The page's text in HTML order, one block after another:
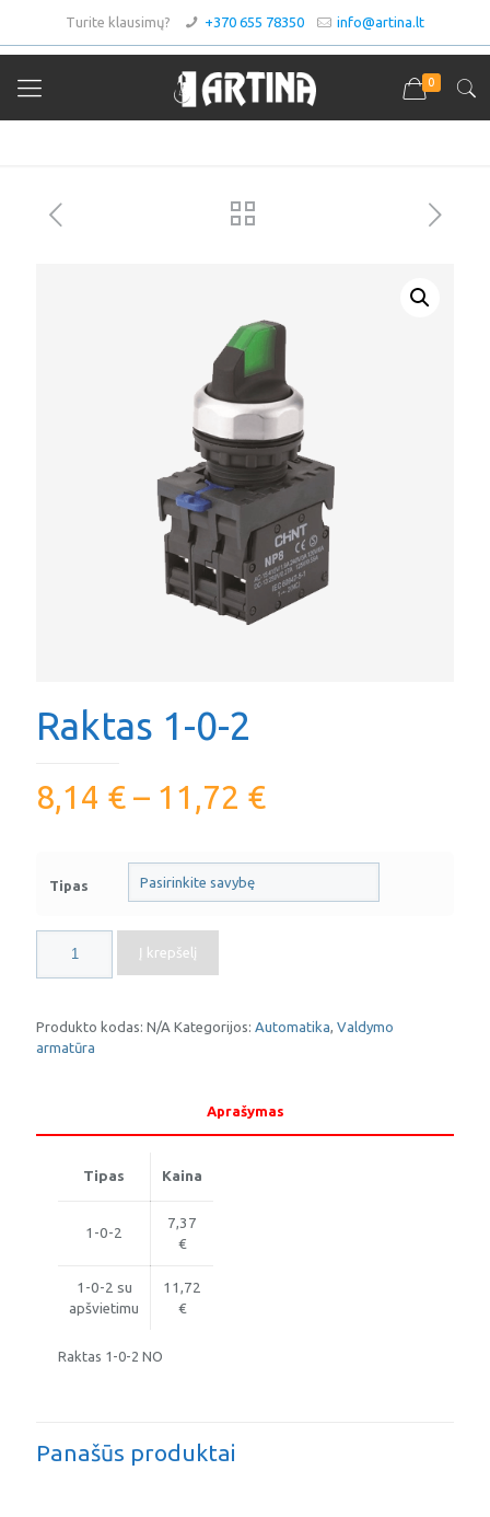
Turite klausimų? +370 655 78350 info@artina.lt
0
Asortimentas
Raktas 1-0-2
8,14 € – 11,72 €
Tipas
kiekis:
Raktas
0-
2
Į krepšelį
Produkto kodas: N/A Kategorijos: Automatika, Valdymo
armatūra
Aprašymas
Tipas Kaina
1-0-2
7,37
€
1-0-2 su
apšvietimu
11,72
€
Raktas 1-0-2 NO
Panašūs produktai